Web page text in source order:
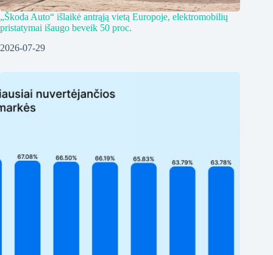
„Škoda Auto“ išlaikė antrąją vietą Europoje, elektromobilių
pristatymai išaugo beveik 50 proc.
2026-07-29